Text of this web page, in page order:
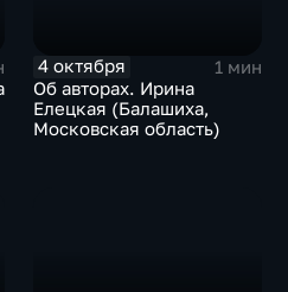
4 октября
1 мин
Об авторах. Ирина
Елецкая (Балашиха,
Московская область)